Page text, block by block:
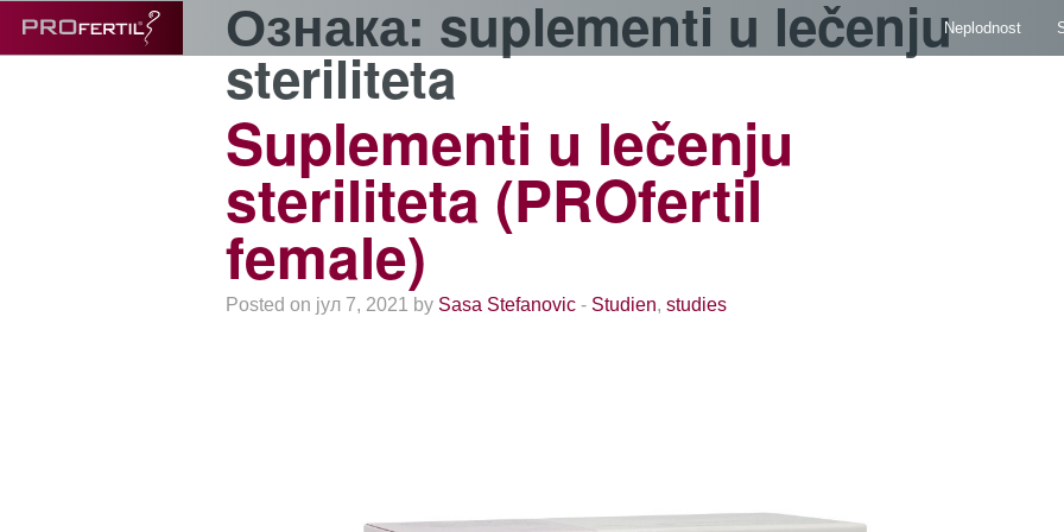
Neplodnost
Ознака: suplementi u lečenju
steriliteta
Suplementi u lečenju
steriliteta (PROfertil
female)
Posted on јул 7, 2021 by Sasa Stefanovic - Studien, studies